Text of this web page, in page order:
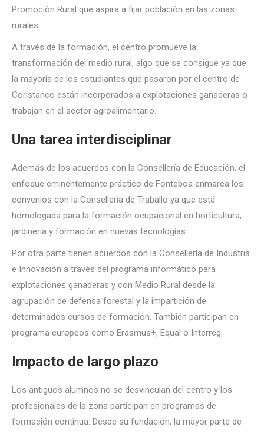
Promoción Rural que aspira a fijar población en las zonas
rurales.
A través de la formación, el centro promueve la
transformación del medio rural, algo que se consigue ya que
la mayoría de los estudiantes que pasaron por el centro de
Coristanco están incorporados a explotaciones ganaderas o
trabajan en el sector agroalimentario.
Una tarea interdisciplinar
Además de los acuerdos con la Consellería de Educación, el
enfoque eminentemente práctico de Fonteboa enmarca los
convenios con la Consellería de Traballo ya que está
homologada para la formación ocupacional en horticultura,
jardinería y formación en nuevas tecnologías.
Por otra parte tienen acuerdos con la Consellería de Industria
e Innovación a través del programa informático para
explotaciones ganaderas y con Medio Rural desde la
agrupación de defensa forestal y la impartición de
determinados cursos de formación. También participan en
programa europeos como Erasmus+, Equal o Interreg.
Impacto de largo plazo
Los antiguos alumnos no se desvinculan del centro y los
profesionales de la zona participan en programas de
formación continua. Desde su fundación, la mayor parte de